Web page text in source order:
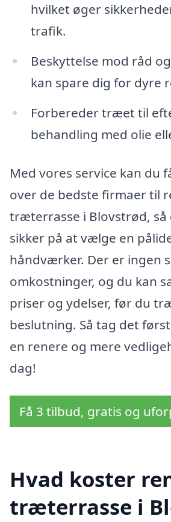
hvilket øger
trafik.
Beskyttelse mod råd
kan spare dig for dyre
Forbereder træet til
behandling med olie
Med vores service kan du
over de bedste firmaer til
træterrasse i Blovstrød,
sikker på at vælge en
håndværker. Der er ingen
omkostninger, og du kan
priser og ydelser, før du
beslutning. Så tag det
en renere og mere
dag!
Få 3 tilbud, gratis og
Hvad koster
træterrasse i